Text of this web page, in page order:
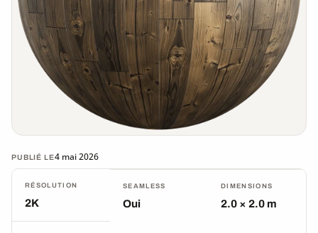
PUBLIÉ LE4 mai 2026
RÉSOLUTION
2K
SEAMLESS
Oui
DIMENSIONS
2.0 × 2.0 m